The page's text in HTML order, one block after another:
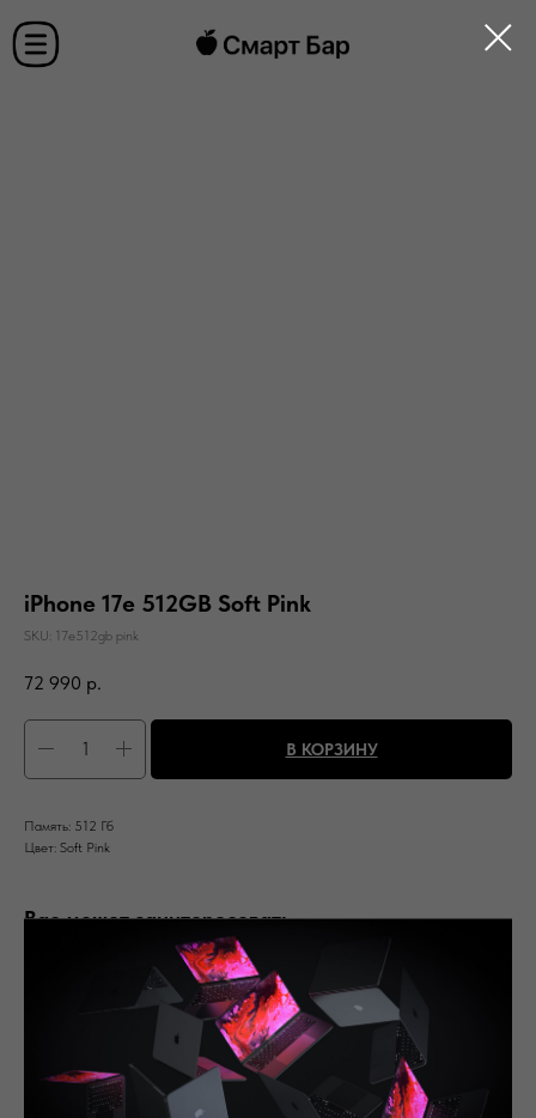
iPhone 17e 512GB Soft Pink
SKU: 17e512gb pink
72 990 р.
В КОРЗИНУ
Память: 512 Гб
Цвет: Soft Pink
Вас может заинтересовать